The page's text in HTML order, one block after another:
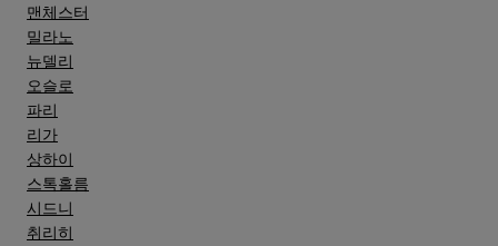
맨체스터
밀라노
뉴델리
오슬로
파리
리가
상하이
스톡홀름
시드니
취리히